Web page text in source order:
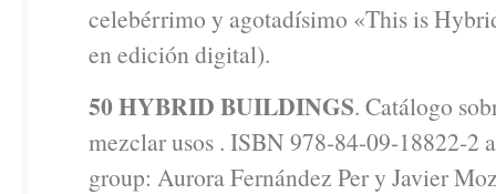
celebérrimo y agotadísimo «This is
en edición digital).
50 HYBRID BUILDINGS. Catálogo
mezclar usos . ISBN 978-84-09-18822-2
group: Aurora Fernández Per y Javier